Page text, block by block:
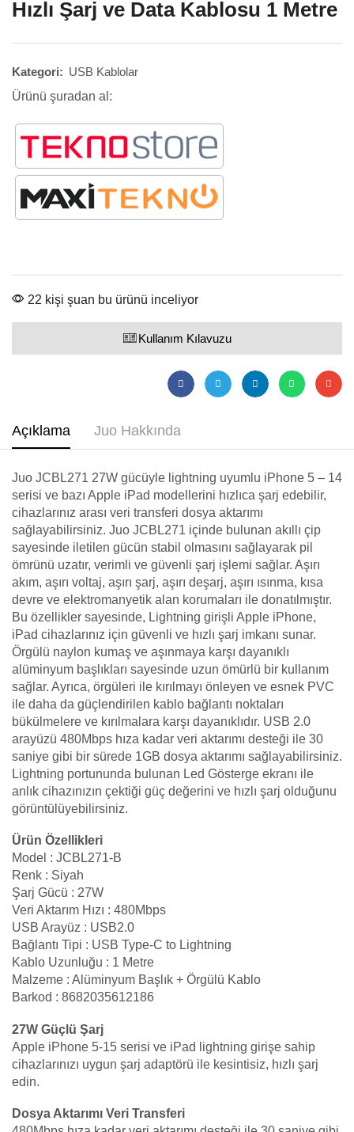
Hızlı Şarj ve Data Kablosu 1 Metre
Kategori: USB Kablolar
Ürünü şuradan al:
22 kişi şuan bu ürünü inceliyor
Kullanım Kılavuzu
Açıklama Juo Hakkında
Juo JCBL271 27W gücüyle lightning uyumlu iPhone 5 – 14
serisi ve bazı Apple iPad modellerini hızlıca şarj edebilir,
cihazlarınız arası veri transferi dosya aktarımı
sağlayabilirsiniz. Juo JCBL271 içinde bulunan akıllı çip
sayesinde iletilen gücün stabil olmasını sağlayarak pil
ömrünü uzatır, verimli ve güvenli şarj işlemi sağlar. Aşırı
akım, aşırı voltaj, aşırı şarj, aşırı deşarj, aşırı ısınma, kısa
devre ve elektromanyetik alan korumaları ile donatılmıştır.
Bu özellikler sayesinde, Lightning girişli Apple iPhone,
iPad cihazlarınız için güvenli ve hızlı şarj imkanı sunar.
Örgülü naylon kumaş ve aşınmaya karşı dayanıklı
alüminyum başlıkları sayesinde uzun ömürlü bir kullanım
sağlar. Ayrıca, örgüleri ile kırılmayı önleyen ve esnek PVC
ile daha da güçlendirilen kablo bağlantı noktaları
bükülmelere ve kırılmalara karşı dayanıklıdır. USB 2.0
arayüzü 480Mbps hıza kadar veri aktarımı desteği ile 30
saniye gibi bir sürede 1GB dosya aktarımı sağlayabilirsiniz.
Lightning portununda bulunan Led Gösterge ekranı ile
anlık cihazınızın çektiği güç değerini ve hızlı şarj olduğunu
görüntülüyebilirsiniz.
Ürün Özellikleri
Model : JCBL271-B
Renk : Siyah
Şarj Gücü : 27W
Veri Aktarım Hızı : 480Mbps
USB Arayüz : USB2.0
Bağlantı Tipi : USB Type-C to Lightning
Kablo Uzunluğu : 1 Metre
Malzeme : Alüminyum Başlık + Örgülü Kablo
Barkod : 8682035612186
27W Güçlü Şarj
Apple iPhone 5-15 serisi ve iPad lightning girişe sahip
cihazlarınızı uygun şarj adaptörü ile kesintisiz, hızlı şarj
edin.
Dosya Aktarımı Veri Transferi